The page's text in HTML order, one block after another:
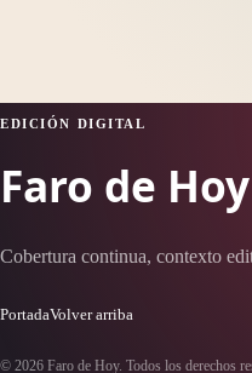
EDICIÓN DIGITAL
Faro de Hoy
Cobertura continua, contexto
PortadaVolver arriba
© 2026 Faro de Hoy. Todos los derechos